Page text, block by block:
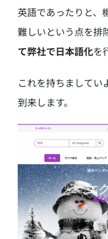
英語であったりと、
難しいという点を排
て弊社で日本語化を
これを持ちまして
到来します。